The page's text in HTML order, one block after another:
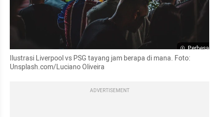
Perbesar
Ilustrasi Liverpool vs PSG tayang jam berapa di mana. Foto:
Unsplash.com/Luciano Oliveira
ADVERTISEMENT